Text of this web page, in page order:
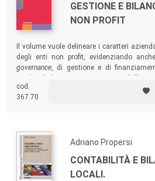
GESTIONE E
NON PROFIT
Il volume vuole delineare i caratteri
degli enti non profit, evidenziando
governance, di gestione e di
cod.
367.70
Adriano Propersi
CONTABILITÀ E
LOCALI.